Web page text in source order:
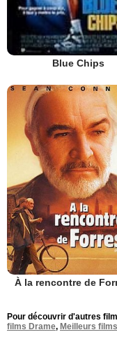
Blue Chips
À la rencontre de
Pour découvrir d'autres
films Drame, Meilleurs